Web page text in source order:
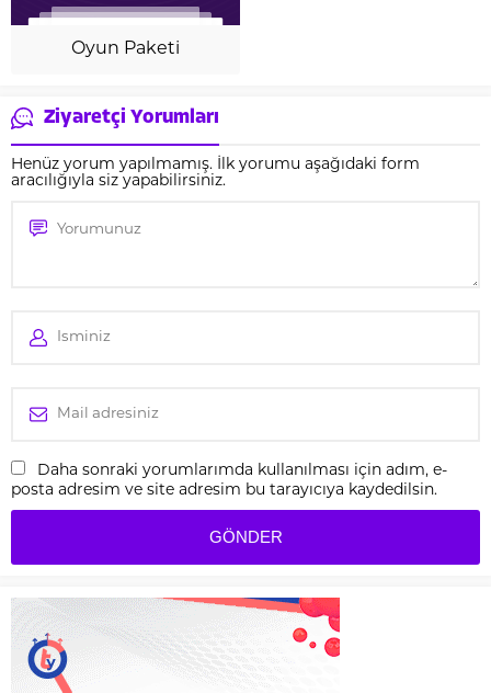
Oyun Paketi
Ziyaretçi Yorumları
Henüz yorum yapılmamış. İlk yorumu aşağıdaki form
aracılığıyla siz yapabilirsiniz.
Daha sonraki yorumlarımda kullanılması için adım, e-
posta adresim ve site adresim bu tarayıcıya kaydedilsin.